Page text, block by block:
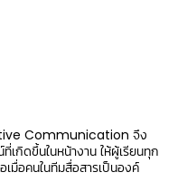
Communication จึง
เกิดขึ้นในหน้างาน ให้ผู้เรียนทุก
เมื่อคนในทีมสื่อสารเป็นองค์